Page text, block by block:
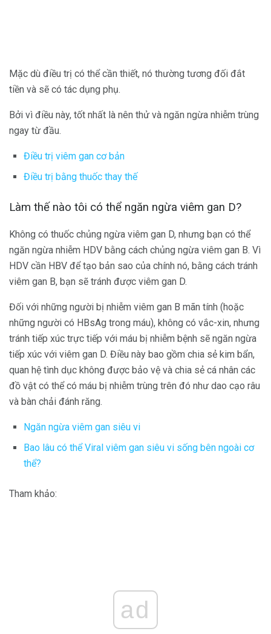
Mặc dù điều trị có thể cần thiết, nó thường tương đối đắt
tiền và sẽ có tác dụng phụ.
Bởi vì điều này, tốt nhất là nên thử và ngăn ngừa nhiễm trùng
ngay từ đầu.
Điều trị viêm gan cơ bản
Điều trị bằng thuốc thay thế
Làm thế nào tôi có thể ngăn ngừa viêm gan D?
Không có thuốc chủng ngừa viêm gan D, nhưng bạn có thể
ngăn ngừa nhiễm HDV bằng cách chủng ngừa viêm gan B. Vì
HDV cần HBV để tạo bản sao của chính nó, bằng cách tránh
viêm gan B, bạn sẽ tránh được viêm gan D.
Đối với những người bị nhiễm viêm gan B mãn tính (hoặc
những người có HBsAg trong máu), không có vắc-xin, nhưng
tránh tiếp xúc trực tiếp với máu bị nhiễm bệnh sẽ ngăn ngừa
tiếp xúc với viêm gan D. Điều này bao gồm chia sẻ kim bẩn,
quan hệ tình dục không được bảo vệ và chia sẻ cá nhân các
đồ vật có thể có máu bị nhiễm trùng trên đó như dao cạo râu
và bàn chải đánh răng.
Ngăn ngừa viêm gan siêu vi
Bao lâu có thể Viral viêm gan siêu vi sống bên ngoài cơ
thể?
Tham khảo:
ad